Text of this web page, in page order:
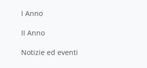
I Anno
II Anno
Notizie ed eventi